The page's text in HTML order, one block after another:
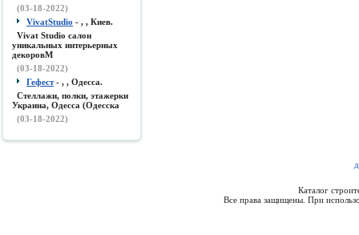
(03-18-2022)
VivatStudio - , , Киев.
Vivat Studio салон
уникальных интерьерных
декоровМ
(03-18-2022)
Гефест- , , Одесса.
Стеллажи, полки, этажерки
Украина, Одесса (Одесска
(03-18-2022)
Каталог
Все права защищены. При